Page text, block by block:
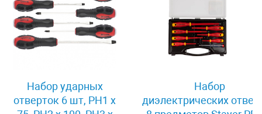
Набор ударных
отверток 6 шт, PH1 х
Набор
диэлектрических